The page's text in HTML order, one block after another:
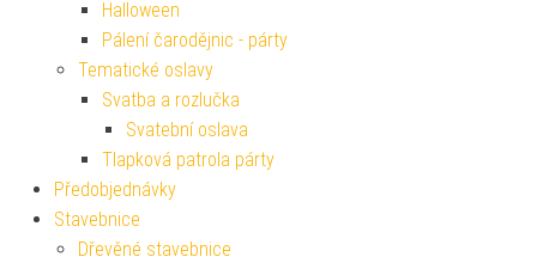
Halloween
Pálení čarodějnic - párty
Tematické oslavy
Svatba a rozlučka
Svatební oslava
Tlapková patrola párty
Předobjednávky
Stavebnice
Dřevěné stavebnice